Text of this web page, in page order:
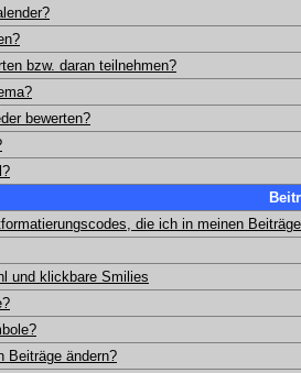
bzw. daran teilnehmen?
bewerten?
die ich in meinen
und klickbare Smilies
Beiträge ändern?